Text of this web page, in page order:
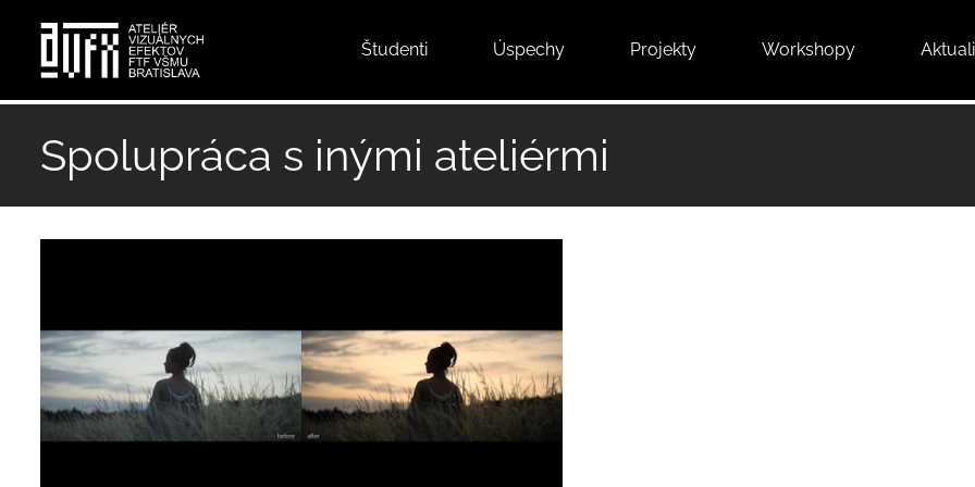
hlavný
Top
Študenti Úspechy Projekty Workshopy
Spolupráca s inými ateliérmi